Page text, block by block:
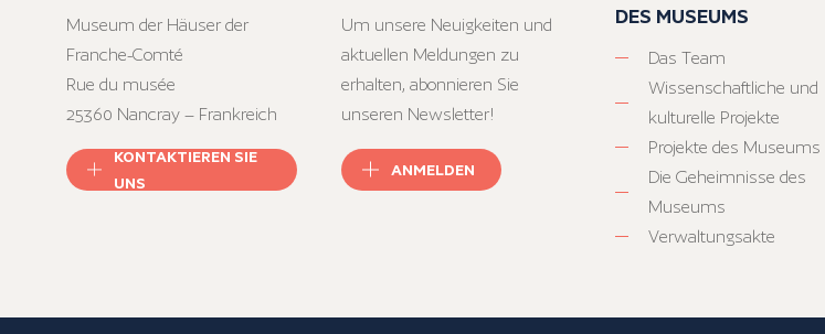
Museum der Häuser der
Franche-Comté
Rue du musée
25360 Nancray – Frankreich
KONTAKTIEREN SIE
UNS
Um unsere Neuigkeiten und
aktuellen Meldungen zu
erhalten, abonnieren Sie
unseren Newsletter!
ANMELDEN
DES MUSEUMS
Das Team
Wissenschaftliche und
kulturelle Projekte
Projekte des Museums
Die Geheimnisse des
Museums
Verwaltungsakte